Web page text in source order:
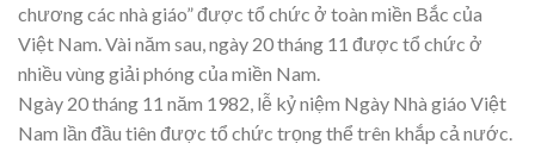
chương các nhà giáo” được tổ chức ở toàn miền Bắc của
Việt Nam. Vài năm sau, ngày 20 tháng 11 được tổ chức ở
nhiều vùng giải phóng của miền Nam.
Ngày 20 tháng 11 năm 1982, lễ kỷ niệm Ngày Nhà giáo Việt
Nam lần đầu tiên được tổ chức trọng thể trên khắp cả nước.